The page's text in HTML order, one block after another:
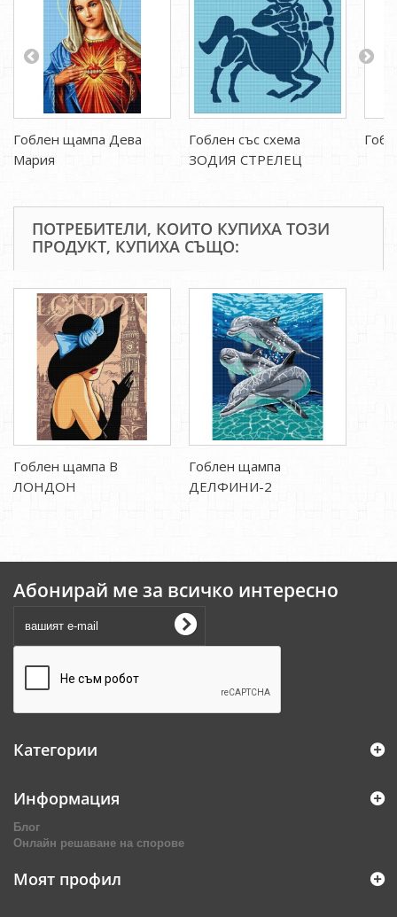
Гоблен щампа Дева
Мария
Гоблен със схема
ЗОДИЯ СТРЕЛЕЦ
ПОТРЕБИТЕЛИ, КОИТО КУПИХА ТОЗИ
ПРОДУКТ, КУПИХА СЪЩО:
Гоблен щампа В
ЛОНДОН
Гоблен щампа
ДЕЛФИНИ-2
Абонирай ме за всичко интересно
Категории
Информация
Блог
Онлайн решаване на спорове
Моят профил